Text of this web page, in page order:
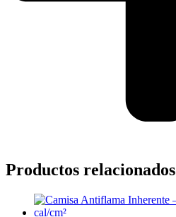
Productos relacionados